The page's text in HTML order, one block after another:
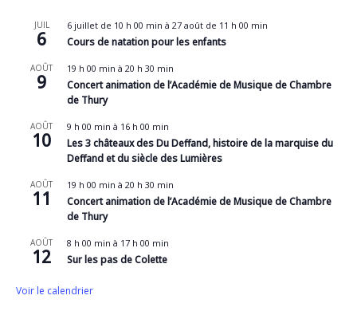
JUIL
6
6 juillet de 10 h 00 min à 27 août de 11 h 00 min
Cours de natation pour les enfants
AOÛT
9
19 h 00 min à 20 h 30 min
Concert animation de l’Académie de Musique de Chambre
de Thury
AOÛT
10
9 h 00 min à 16 h 00 min
Les 3 châteaux des Du Deffand, histoire de la marquise du
Deffand et du siècle des Lumières
AOÛT
11
19 h 00 min à 20 h 30 min
Concert animation de l’Académie de Musique de Chambre
de Thury
AOÛT
12
8 h 00 min à 17 h 00 min
Sur les pas de Colette
Voir le calendrier